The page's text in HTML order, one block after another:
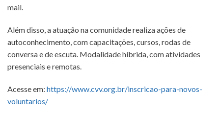
mail.
Além disso, a atuação na comunidade realiza ações de
autoconhecimento, com capacitações, cursos, rodas de
conversa e de escuta. Modalidade híbrida, com atividades
presenciais e remotas.
Acesse em: https://www.cvv.org.br/inscricao-para-novos-
voluntarios/